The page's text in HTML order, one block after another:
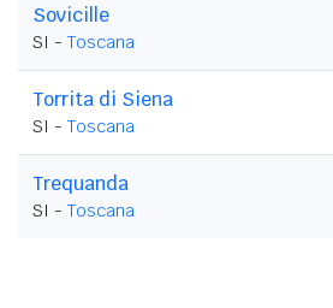
Sovicille
SI - Toscana
Torrita di Siena
SI - Toscana
Trequanda
SI - Toscana